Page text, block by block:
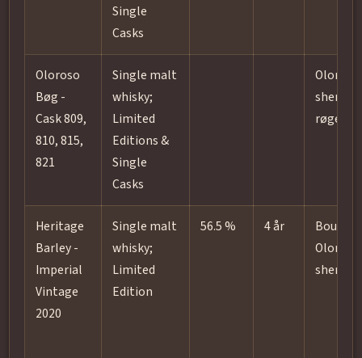
Single
Casks
Oloroso
Bøg -
Cask 809,
810, 815,
821
Single malt
whisky;
Limited
Editions &
Single
Casks
Oloroso
sherry;
røget/
Heritage
Barley -
Imperial
Vintage
2020
Single malt
whisky;
Limited
Edition
56.5 % 4 år
Oloroso
sherry